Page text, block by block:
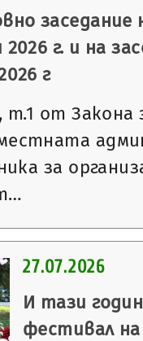
г. и на
г
т.1 от
за
27.07.2026
И тази
фестивал